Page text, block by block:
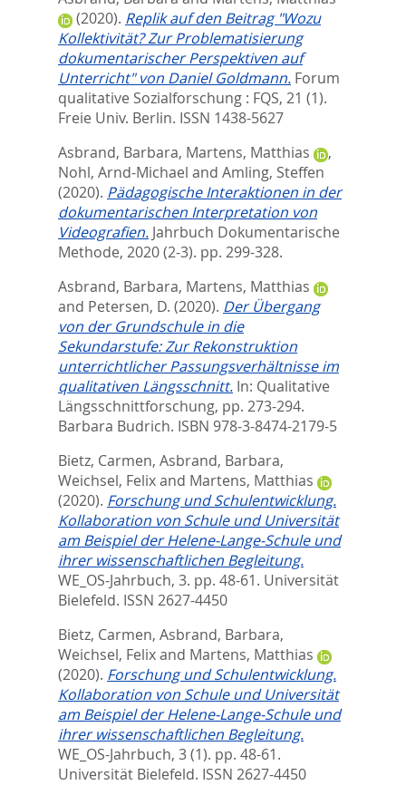
(2020). Replik auf den Beitrag "Wozu
Kollektivität? Zur Problematisierung
dokumentarischer Perspektiven auf
Unterricht" von Daniel Goldmann. Forum
qualitative Sozialforschung : FQS, 21 (1).
Freie Univ. Berlin. ISSN 1438-5627
Asbrand, Barbara, Martens, Matthias
,
Nohl, Arnd-Michael and Amling, Steffen
(2020). Pädagogische Interaktionen in der
dokumentarischen Interpretation von
Videografien. Jahrbuch Dokumentarische
Methode, 2020 (2-3). pp. 299-328.
Asbrand, Barbara, Martens, Matthias
and Petersen, D. (2020). Der Übergang
von der Grundschule in die
Sekundarstufe: Zur Rekonstruktion
unterrichtlicher Passungsverhältnisse im
qualitativen Längsschnitt. In: Qualitative
Längsschnittforschung, pp. 273-294.
Barbara Budrich. ISBN 978-3-8474-2179-5
Bietz, Carmen, Asbrand, Barbara,
Weichsel, Felixand Martens, Matthias
(2020). Forschung und Schulentwicklung.
Kollaboration von Schule und Universität
am Beispiel der Helene-Lange-Schule und
ihrer wissenschaftlichen Begleitung.
WE_OS-Jahrbuch, 3. pp. 48-61. Universität
Bielefeld. ISSN 2627-4450
Bietz, Carmen, Asbrand, Barbara,
Weichsel, Felixand Martens, Matthias
(2020). Forschung und Schulentwicklung.
Kollaboration von Schule und Universität
am Beispiel der Helene-Lange-Schule und
ihrer wissenschaftlichen Begleitung.
WE_OS-Jahrbuch, 3 (1). pp. 48-61.
Universität Bielefeld. ISSN 2627-4450